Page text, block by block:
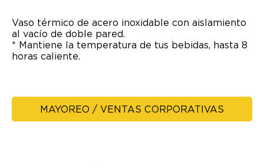
Vaso térmico de acero inoxidable con aislamiento
al vacío de doble pared.
* Mantiene la temperatura de tus bebidas, hasta 8
horas caliente.
MAYOREO / VENTAS CORPORATIVAS